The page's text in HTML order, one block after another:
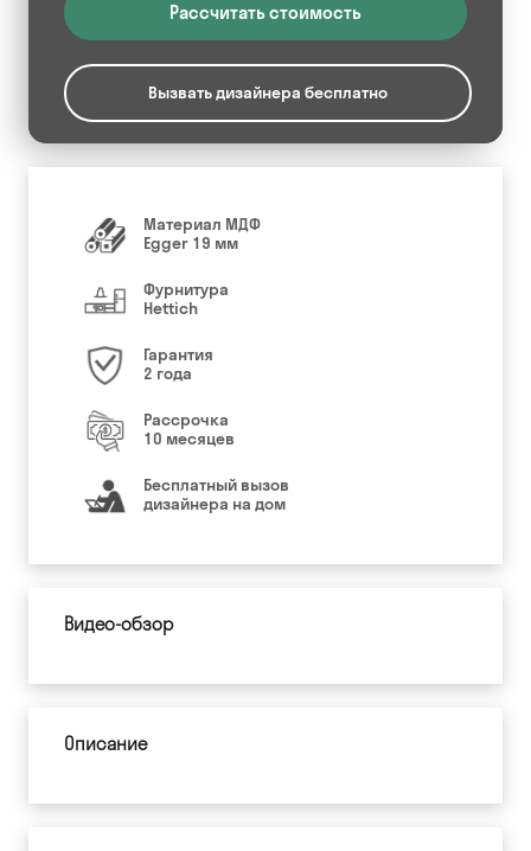
Рассчитать стоимость
Вызвать дизайнера бесплатно
Материал МДФ
Egger 19 мм
Фурнитура
Hettich
Гарантия
2 года
Рассрочка
10 месяцев
Бесплатный вызов
дизайнера на дом
Видео-обзор
Описание